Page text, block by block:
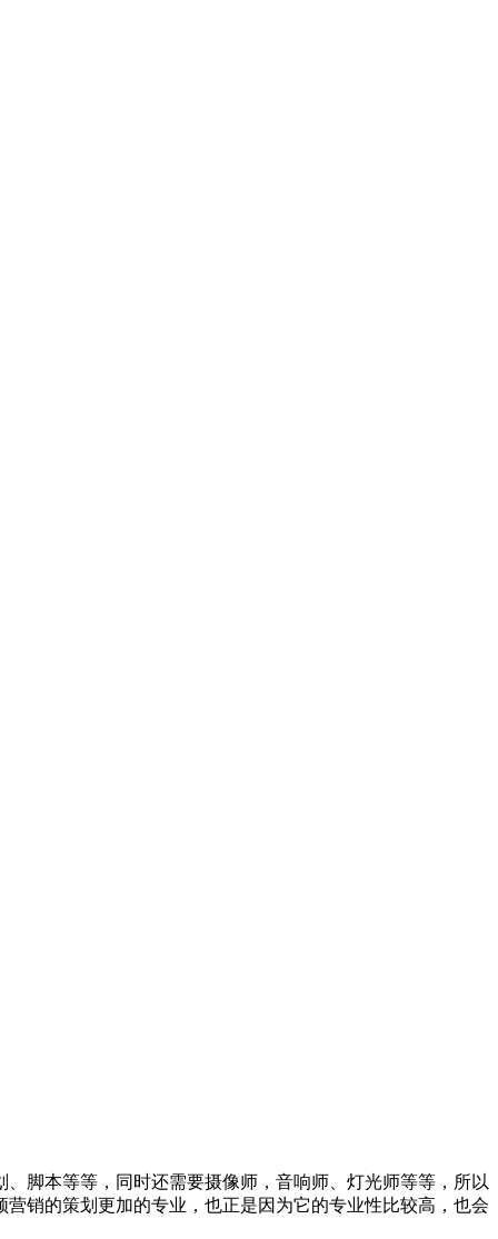
脚本等等，同时还需要摄像师，音响师、灯光师等等，所以
销的策划更加的专业，也正是因为它的专业性比较高，也会